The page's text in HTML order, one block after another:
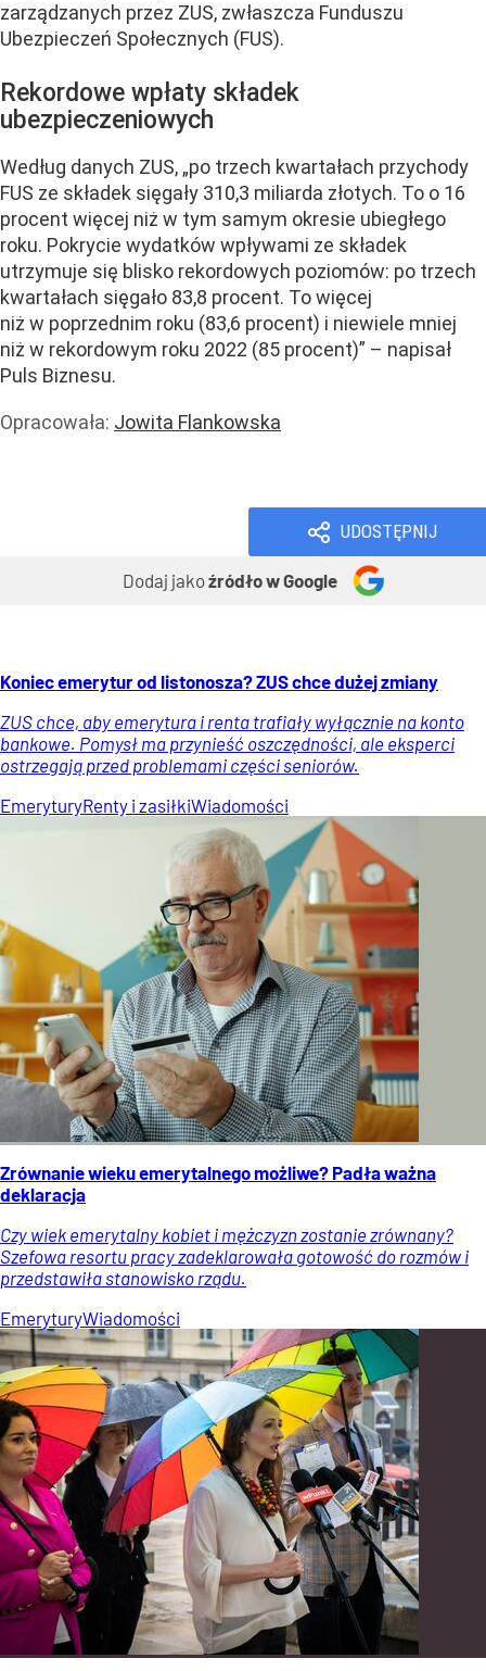
zarządzanych przez ZUS, zwłaszcza Funduszu
Ubezpieczeń Społecznych (FUS).
Rekordowe wpłaty składek
ubezpieczeniowych
Według danych ZUS, „po trzech kwartałach przychody
FUS ze składek sięgały 310,3 miliarda złotych. To o 16
procent więcej niż w tym samym okresie ubiegłego
roku. Pokrycie wydatków wpływami ze składek
utrzymuje się blisko rekordowych poziomów: po trzech
kwartałach sięgało 83,8 procent. To więcej
niż w poprzednim roku (83,6 procent) i niewiele mniej
niż w rekordowym roku 2022 (85 procent)” – napisał
Puls Biznesu.
Opracowała: Jowita Flankowska
UDOSTĘPNIJ
Dodaj jakoźródło w Google
Koniec emerytur od listonosza? ZUS chce dużej zmiany
ZUS chce, aby emerytura i renta trafiały wyłącznie na konto
bankowe. Pomysł ma przynieść oszczędności, ale eksperci
ostrzegają przed problemami części seniorów.
EmeryturyRenty i zasiłkiWiadomości
Zrównanie wieku emerytalnego możliwe? Padła ważna
deklaracja
Czy wiek emerytalny kobiet i mężczyzn zostanie zrównany?
Szefowa resortu pracy zadeklarowała gotowość do rozmów i
przedstawiła stanowisko rządu.
EmeryturyWiadomości